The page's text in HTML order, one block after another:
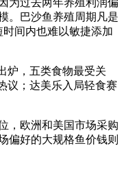
。巴沙鱼养殖周期凡是
间内也难以敏捷添加
，五类食物最受关
议；达美乐入局轻食赛
欧洲和美国市场采购
偏好的大规格鱼价钱则